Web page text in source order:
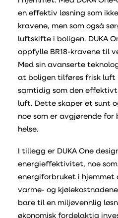
en effektiv løsning som
kravene, men som også
luftskifte i boligen. DUKA
oppfylle BR18-kravene til
Med sin avanserte
at boligen tilføres frisk luft
samtidig som den
luft. Dette skaper et sunt
noe som er avgjørende for
helse.
I tillegg er DUKA One
energieffektivitet, noe
energiforbruket i hjemmet
varme- og
bare til en miljøvennlig
økonomisk fordelaktig